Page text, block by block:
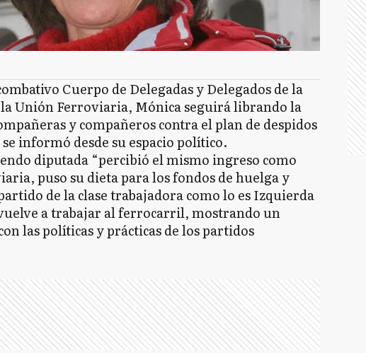
Cuerpo de Delegadas y Delegados de la
la Unión Ferroviaria, Mónica seguirá librando la
y compañeros contra el plan de despidos
informó desde su espacio político.
diputada “percibió el mismo ingreso como
puso su dieta para los fondos de huelga y
de la clase trabajadora como lo es Izquierda
a trabajar al ferrocarril, mostrando un
las políticas y prácticas de los partidos